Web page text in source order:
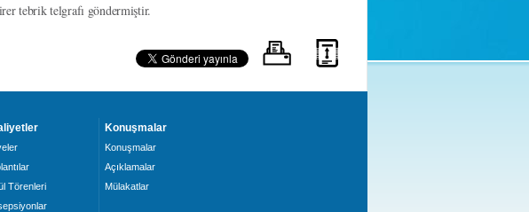
tebrik telgrafı göndermiştir.
Törenleri
Konuşmalar
Konuşmalar
Açıklamalar
Mülakatlar